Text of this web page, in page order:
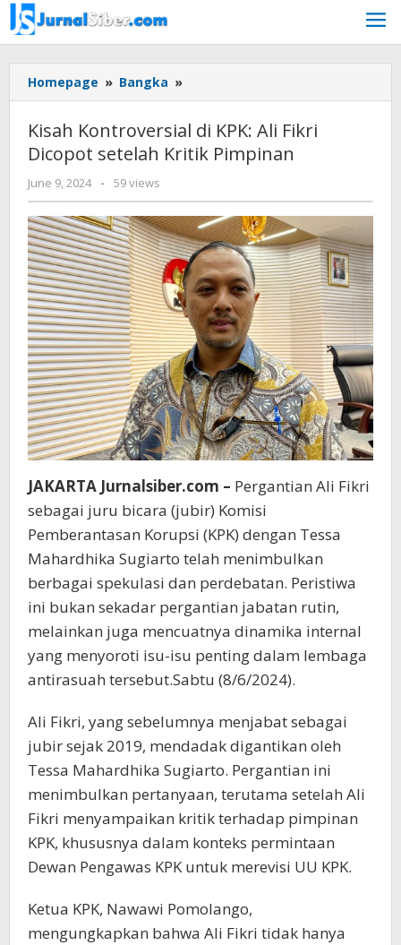
Skip
to
content
Homepage » Bangka »
Kontroversial
KPK:
Ali
setelah
Kritik
Pimpinan
Kisah Kontroversial di KPK: Ali Fikri
Dicopot setelah Kritik Pimpinan
June 9, 2024
by
Jurnalsiber
- 59 views
JAKARTA Jurnalsiber.com – Pergantian Ali Fikri
sebagai juru bicara (jubir) Komisi
Pemberantasan Korupsi (KPK) dengan Tessa
Mahardhika Sugiarto telah menimbulkan
berbagai spekulasi dan perdebatan. Peristiwa
ini bukan sekadar pergantian jabatan rutin,
melainkan juga mencuatnya dinamika internal
yang menyoroti isu-isu penting dalam lembaga
antirasuah tersebut.Sabtu (8/6/2024).
Ali Fikri, yang sebelumnya menjabat sebagai
jubir sejak 2019, mendadak digantikan oleh
Tessa Mahardhika Sugiarto. Pergantian ini
menimbulkan pertanyaan, terutama setelah Ali
Fikri menyampaikan kritik terhadap pimpinan
KPK, khususnya dalam konteks permintaan
Dewan Pengawas KPK untuk merevisi UU KPK.
Ketua KPK, Nawawi Pomolango,
mengungkapkan bahwa Ali Fikri tidak hanya